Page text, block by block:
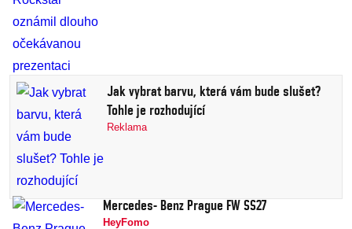
Jak vybrat barvu, která vám bude slušet?
Tohle je rozhodující
Reklama
Mercedes- Benz Prague FW SS27
HeyFomo